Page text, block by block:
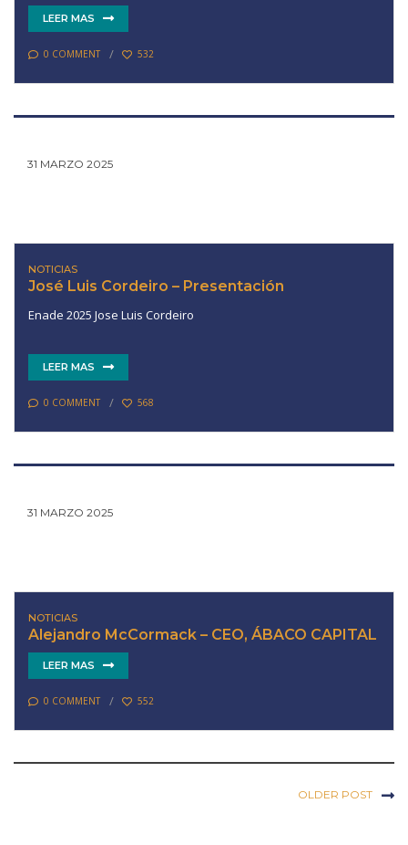
LEER MAS
0 COMMENT 532
31 MARZO 2025
NOTICIAS
José Luis Cordeiro – Presentación
Enade 2025 Jose Luis Cordeiro
LEER MAS
0 COMMENT 568
31 MARZO 2025
NOTICIAS
Alejandro McCormack – CEO, ÁBACO CAPITAL
LEER MAS
0 COMMENT 552
OLDER POST